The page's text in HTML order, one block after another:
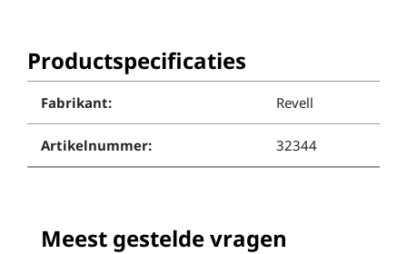
Productspecificaties
Fabrikant: Revell
Artikelnummer: 32344
Meest gestelde vragen